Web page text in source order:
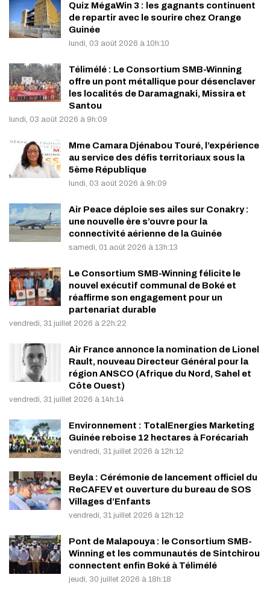
Quiz MégaWin 3 : les gagnants continuent
de repartir avec le sourire chez Orange
Guinée
lundi, 03 août 2026 à 10h:10
Télimélé : Le Consortium SMB-Winning
offre un pont métallique pour désenclaver
les localités de Daramagnaki, Missira et
Santou
lundi, 03 août 2026 à 9h:09
Mme Camara Djénabou Touré, l’expérience
au service des défis territoriaux sous la
5ème République
lundi, 03 août 2026 à 9h:09
Air Peace déploie ses ailes sur Conakry :
une nouvelle ère s’ouvre pour la
connectivité aérienne de la Guinée
samedi, 01 août 2026 à 13h:13
Le Consortium SMB-Winning félicite le
nouvel exécutif communal de Boké et
réaffirme son engagement pour un
partenariat durable
vendredi, 31 juillet 2026 à 22h:22
Air France annonce la nomination de Lionel
Rault, nouveau Directeur Général pour la
région ANSCO (Afrique du Nord, Sahel et
Côte Ouest)
vendredi, 31 juillet 2026 à 14h:14
Environnement : TotalEnergies Marketing
Guinée reboise 12 hectares à Forécariah
vendredi, 31 juillet 2026 à 12h:12
Beyla : Cérémonie de lancement officiel du
ReCAFEV et ouverture du bureau de SOS
Villages d’Enfants
vendredi, 31 juillet 2026 à 12h:12
Pont de Malapouya : le Consortium SMB-
Winning et les communautés de Sintchirou
connectent enfin Boké à Télimélé
jeudi, 30 juillet 2026 à 18h:18